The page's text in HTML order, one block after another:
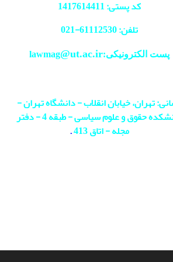
کد پستی: 1417614411
تلفن: 61112530-
021
پست الکترونیکی:lawmag@ut.ac.ir
تهران، خیابان انقلاب - دانشگاه تهران -
دانشکده حقوق و علوم سیاسی - طبقه 4 - دفتر
مجله - اتاق 413
.